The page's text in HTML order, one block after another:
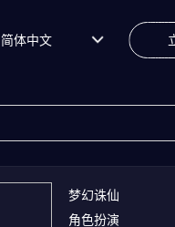
简体中文
梦幻诛仙
角色扮演